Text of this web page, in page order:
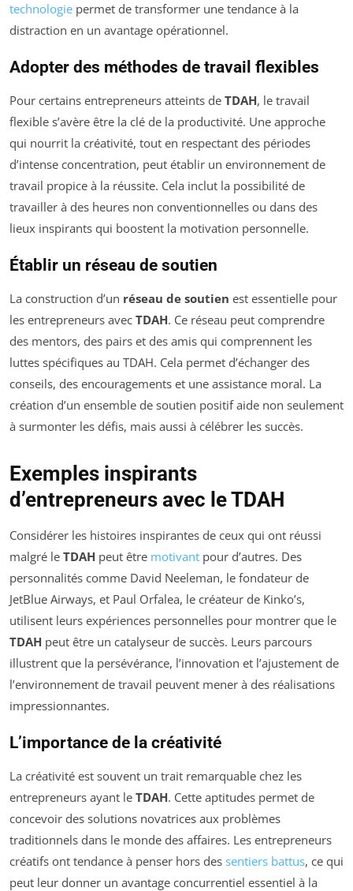
technologie permet de transformer une tendance à la
distraction en un avantage opérationnel.
Adopter des méthodes de travail flexibles
Pour certains entrepreneurs atteints de TDAH, le travail
flexible s’avère être la clé de la productivité. Une approche
qui nourrit la créativité, tout en respectant des périodes
d’intense concentration, peut établir un environnement de
travail propice à la réussite. Cela inclut la possibilité de
travailler à des heures non conventionnelles ou dans des
lieux inspirants qui boostent la motivation personnelle.
Établir un réseau de soutien
La construction d’un réseau de soutien est essentielle pour
les entrepreneurs avec TDAH. Ce réseau peut comprendre
des mentors, des pairs et des amis qui comprennent les
luttes spécifiques au TDAH. Cela permet d’échanger des
conseils, des encouragements et une assistance moral. La
création d’un ensemble de soutien positif aide non seulement
à surmonter les défis, mais aussi à célébrer les succès.
Exemples inspirants
d’entrepreneurs avec le TDAH
Considérer les histoires inspirantes de ceux qui ont réussi
malgré le TDAH peut être motivant pour d’autres. Des
personnalités comme David Neeleman, le fondateur de
JetBlue Airways, et Paul Orfalea, le créateur de Kinko’s,
utilisent leurs expériences personnelles pour montrer que le
TDAH peut être un catalyseur de succès. Leurs parcours
illustrent que la persévérance, l’innovation et l’ajustement de
l’environnement de travail peuvent mener à des réalisations
impressionnantes.
L’importance de la créativité
La créativité est souvent un trait remarquable chez les
entrepreneurs ayant le TDAH. Cette aptitudes permet de
concevoir des solutions novatrices aux problèmes
traditionnels dans le monde des affaires. Les entrepreneurs
créatifs ont tendance à penser hors des sentiers battus, ce qui
peut leur donner un avantage concurrentiel essentiel à la